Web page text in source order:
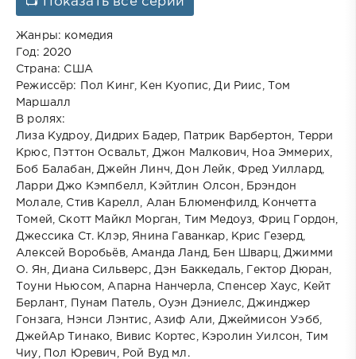
Жанры: комедия
Год: 2020
Страна: США
Режиссёр: Пол Кинг, Кен Куопис, Ди Риис, Том
Маршалл
В ролях:
Лиза Кудроу, Дидрих Бадер, Патрик Варбертон, Терри
Крюс, Пэттон Освальт, Джон Малкович, Ноа Эммерих,
Боб Балабан, Джейн Линч, Дон Лейк, Фред Уиллард,
Ларри Джо Кэмпбелл, Кэйтлин Олсон, Брэндон
Молале, Стив Карелл, Алан Блюменфилд, Кончетта
Томей, Скотт Майкл Морган, Тим Медоуз, Фриц Гордон,
Джессика Ст. Клэр, Янина Гаванкар, Крис Гезерд,
Алексей Воробьёв, Аманда Ланд, Бен Шварц, Джимми
О. Ян, Диана Сильверс, Дэн Баккедаль, Гектор Дюран,
Тоуни Ньюсом, Апарна Нанчерла, Спенсер Хаус, Кейт
Берлант, Пунам Патель, Оуэн Дэниелс, Джинджер
Гонзага, Нэнси Лэнтис, Азиф Али, Джеймисон Уэбб,
ДжейАр Тинако, Вивис Кортес, Кэролин Уилсон, Тим
Чиу, Пол Юревич, Рой Вуд мл.